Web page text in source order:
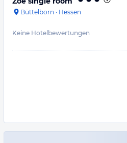
Büttelborn · Hessen
Keine Hotelbewertungen